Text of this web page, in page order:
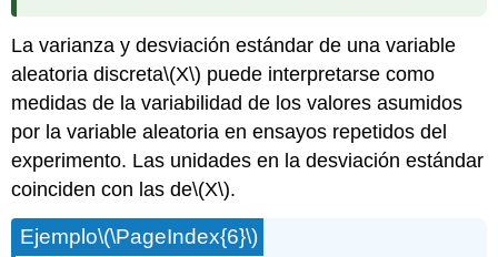
La varianza y desviación estándar de una variable
aleatoria discreta\(X\) puede interpretarse como
medidas de la variabilidad de los valores asumidos
por la variable aleatoria en ensayos repetidos del
experimento. Las unidades en la desviación estándar
coinciden con las de\(X\).
Ejemplo\(\PageIndex{6}\)